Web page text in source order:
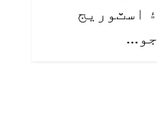
۽ اسٽوريج
جو…